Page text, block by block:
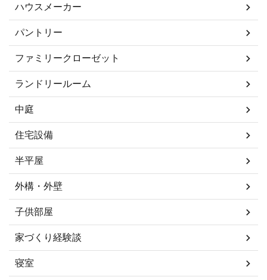
ハウスメーカー
パントリー
ファミリークローゼット
ランドリールーム
中庭
住宅設備
半平屋
外構・外壁
子供部屋
家づくり経験談
寝室